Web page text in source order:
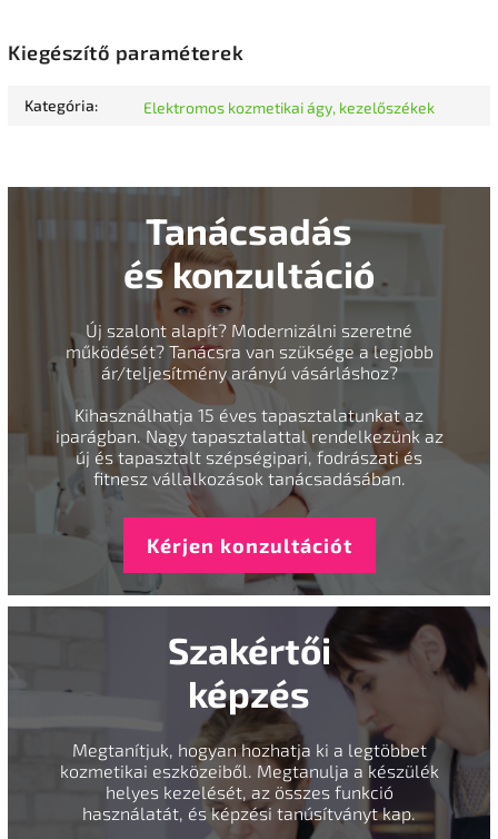
Kiegészítő paraméterek
Kategória: Elektromos kozmetikai ágy, kezelőszékek
Tanácsadás
és konzultáció
Új szalont alapít? Modernizálni szeretné
működését? Tanácsra van szüksége a legjobb
ár/teljesítmény arányú vásárláshoz?
Kihasználhatja 15 éves tapasztalatunkat az
iparágban. Nagy tapasztalattal rendelkezünk az
új és tapasztalt szépségipari, fodrászati és
fitnesz vállalkozások tanácsadásában.
Kérjen konzultációt
Szakértői
képzés
Megtanítjuk, hogyan hozhatja ki a legtöbbet
kozmetikai eszközeiből. Megtanulja a készülék
helyes kezelését, az összes funkció
használatát, és képzési tanúsítványt kap.